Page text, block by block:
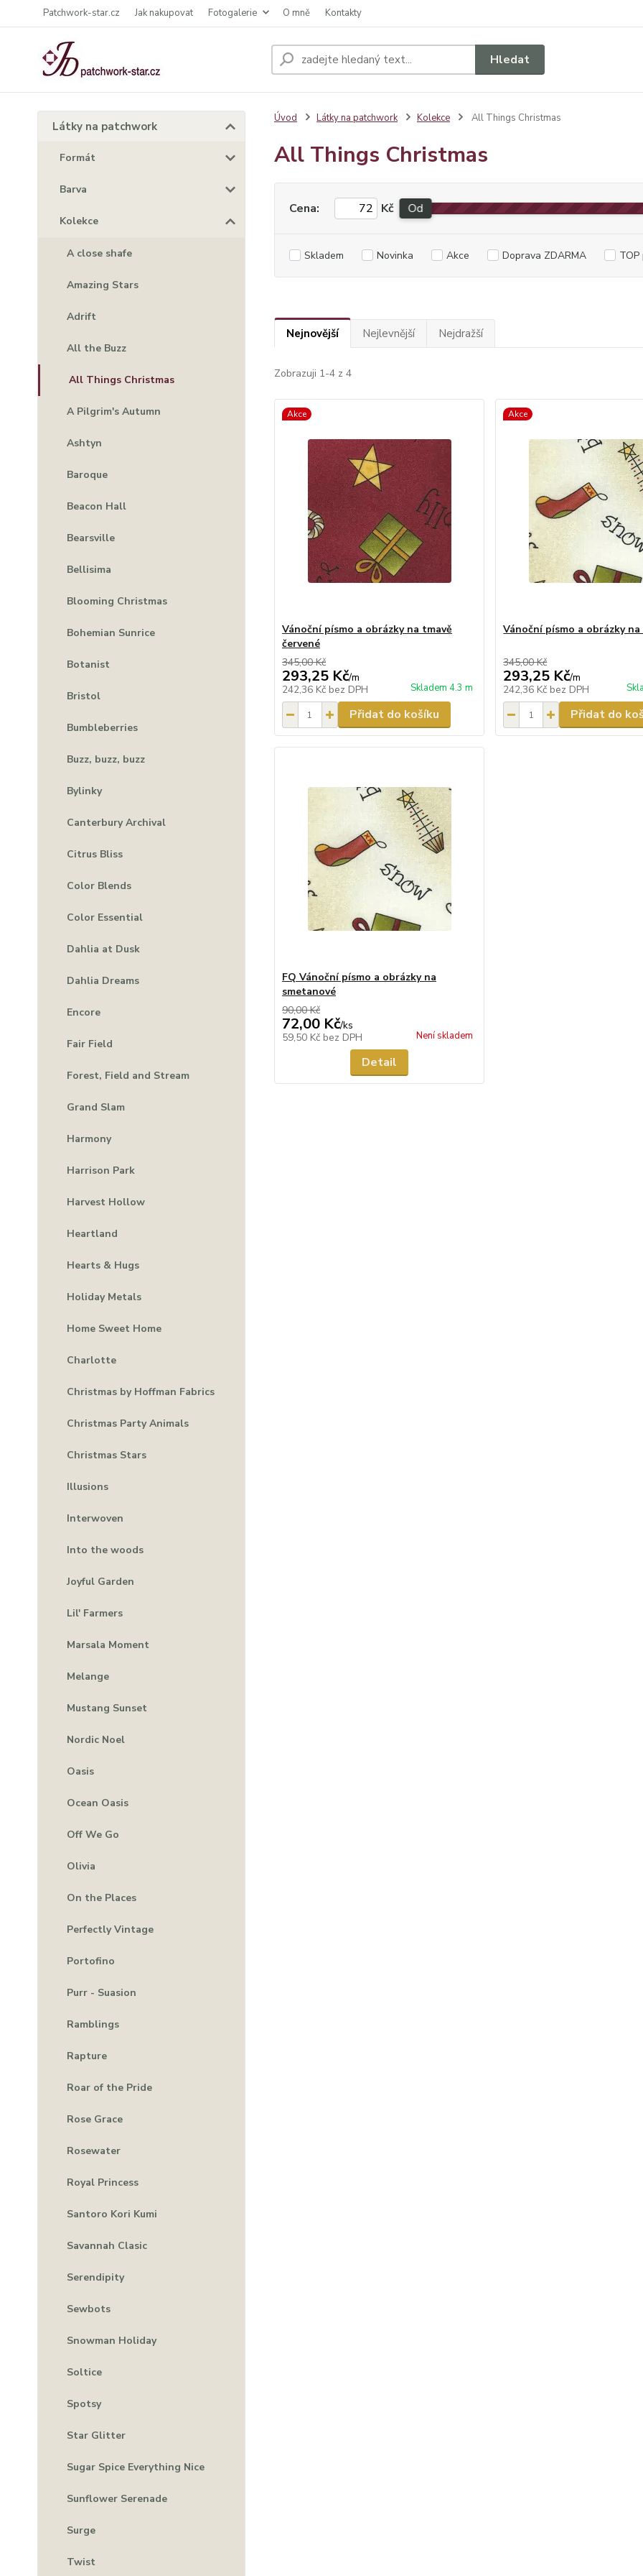
Patchwork-star.cz Jak nakupovat Fotogalerie O mně Kontakty
Hledat
Látky na patchwork
Formát
Barva
Kolekce
A close shafe
Amazing Stars
Adrift
All the Buzz
All Things Christmas
A Pilgrim's Autumn
Ashtyn
Baroque
Beacon Hall
Bearsville
Bellisima
Blooming Christmas
Bohemian Sunrice
Botanist
Bristol
Bumbleberries
Buzz, buzz, buzz
Bylinky
Canterbury Archival
Citrus Bliss
Color Blends
Color Essential
Dahlia at Dusk
Dahlia Dreams
Encore
Fair Field
Forest, Field and Stream
Grand Slam
Harmony
Harrison Park
Harvest Hollow
Heartland
Hearts & Hugs
Holiday Metals
Home Sweet Home
Charlotte
Christmas by Hoffman Fabrics
Christmas Party Animals
Christmas Stars
Illusions
Interwoven
Into the woods
Joyful Garden
Lil' Farmers
Marsala Moment
Melange
Mustang Sunset
Nordic Noel
Oasis
Ocean Oasis
Off We Go
Olivia
On the Places
Perfectly Vintage
Portofino
Purr - Suasion
Ramblings
Rapture
Roar of the Pride
Rose Grace
Rosewater
Royal Princess
Santoro Kori Kumi
Savannah Clasic
Serendipity
Sewbots
Snowman Holiday
Soltice
Spotsy
Star Glitter
Sugar Spice Everything Nice
Sunflower Serenade
Surge
Twist
Úvod Látky na patchwork Kolekce All Things Christmas
All Things Christmas
Cena: Kč Od
Skladem Novinka Akce Doprava ZDARMA
Nejnovější Nejlevnější Nejdražší
Zobrazuji 1-4 z 4
Akce
Vánoční písmo a obrázky na tmavě
červené
345,00 Kč
293,25 Kč/m
242,36 Kč bez DPH Skladem 4.3 m
Přidat do košíku
Akce
Vánoční písmo a obrázky
345,00 Kč
293,25 Kč/m
242,36 Kč bez DPH
Přidat do
FQ Vánoční písmo a obrázky na
smetanové
90,00 Kč
72,00 Kč/ks
59,50 Kč bez DPH Není skladem
Detail